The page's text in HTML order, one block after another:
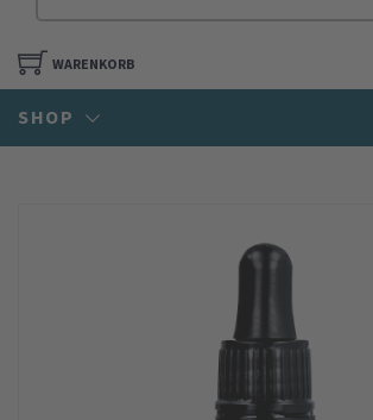
WARENKORB
SHOP